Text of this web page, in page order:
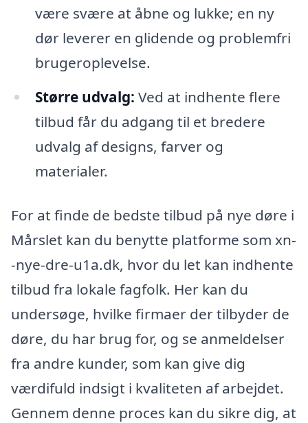
være svære at åbne og lukke; en ny
dør leverer en glidende og problemfri
brugeroplevelse.
Større udvalg: Ved at indhente flere
tilbud får du adgang til et bredere
udvalg af designs, farver og
materialer.
For at finde de bedste tilbud på nye døre i
Mårslet kan du benytte platforme som xn-
-nye-dre-u1a.dk, hvor du let kan indhente
tilbud fra lokale fagfolk. Her kan du
undersøge, hvilke firmaer der tilbyder de
døre, du har brug for, og se anmeldelser
fra andre kunder, som kan give dig
værdifuld indsigt i kvaliteten af arbejdet.
Gennem denne proces kan du sikre dig, at